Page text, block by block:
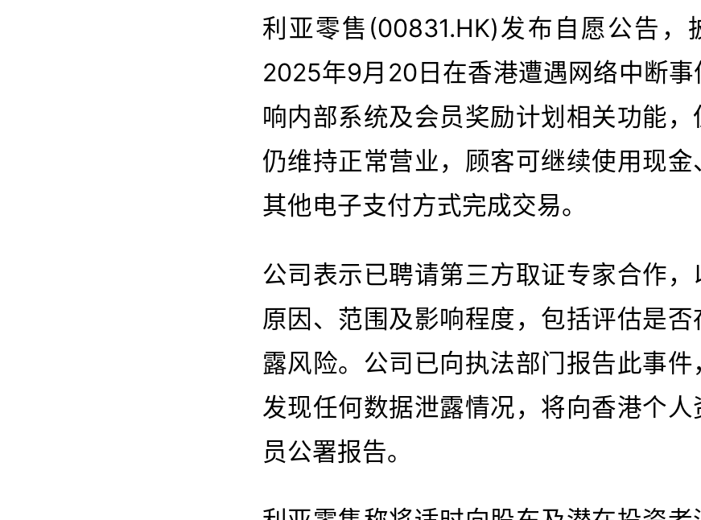
利亚零售(00831.HK)发布自愿公告，
2025年9月20日在香港遭遇网络中断事
响内部系统及会员奖励计划相关功能，
仍维持正常营业，顾客可继续使用现金
其他电子支付方式完成交易。
公司表示已聘请第三方取证专家合作，
原因、范围及影响程度，包括评估是否
露风险。公司已向执法部门报告此事件
发现任何数据泄露情况，将向香港个人
员公署报告。